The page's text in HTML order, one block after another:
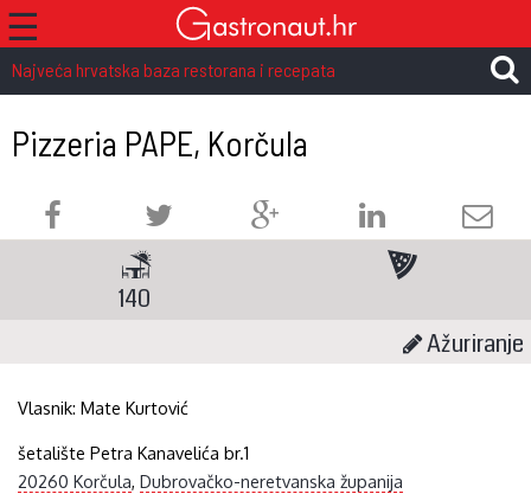
☰
Najveća hrvatska baza restorana i recepata
Pizzeria PAPE, Korčula
140
Ažuriranje
Vlasnik:Mate Kurtović
šetalište Petra Kanavelića br.1
20260 Korčula,Dubrovačko-neretvanska županija